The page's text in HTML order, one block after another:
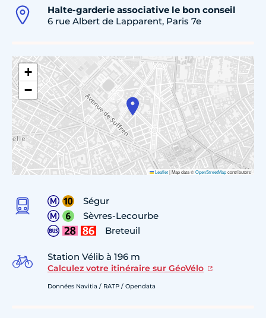
Halte-garderie associative le bon conseil
6 rue Albert de Lapparent, Paris 7e
+
−
Leaflet|Map data ©OpenStreetMapcontributors
Ségur
Sèvres-Lecourbe
Breteuil
Station Vélib à 196 m
Calculez votre itinéraire sur GéoVélo
Données Navitia / RATP / Opendata